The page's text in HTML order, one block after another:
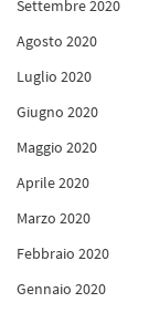
Settembre 2020
Agosto 2020
Luglio 2020
Giugno 2020
Maggio 2020
Aprile 2020
Marzo 2020
Febbraio 2020
Gennaio 2020